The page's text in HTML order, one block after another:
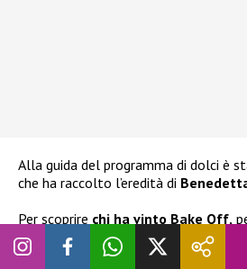
Alla guida del programma di dolci è
che ha raccolto l’eredità di
Per scoprire chi ha vinto Bake Off,
che anche la finale si sviluppa intre
prova creativa, quella tecnica e la